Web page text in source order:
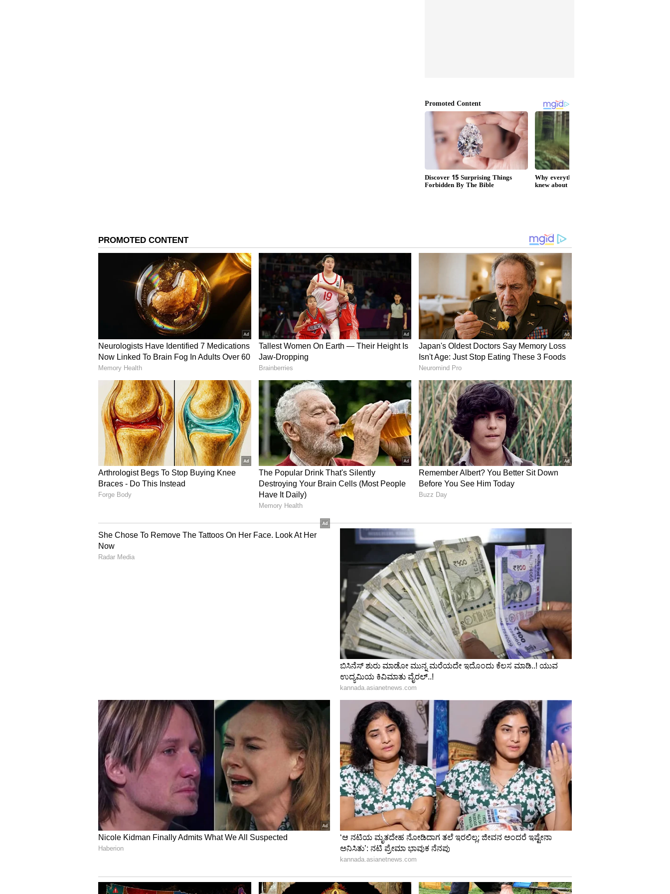
ತಿಪಟೂರು: ಕಲ್ಪತರು ನಾಡಿನ ರೈತರ ಪ್ರಮುಖ ಜೀವನಾಧಾರ ವಾಣಿಜ್ಯ ಬೆಳೆಯಾದ ಕೊಬ್ಬರಿ ಬೆಲೆÜ ತೀವ್ರ
ಕುಸಿತವಾಗಿದ್ದು ತೆಂಗು ಬೆಳೆಗಾರರು ಆತಂಕದ ಜೀವನ ನಡೆಸುತ್ತಿರುವುದರಿಂದ ಕೇಂದ್ರ ಸರ್ಕಾರ ಕೂಡಲೇ ಹಾಲಿ
ಇರುವ 11750 ರು. ಬೆಂಬಲ ಬೆಲೆಯನ್ನು 15 ರು. ಸಾವಿರಕ್ಕಾದರೂ ಏರಿಸುವ ಮೂಲಕ ತೆಂಗು ಬೆಳೆಗಾರರಿಗೆ
ಆತ್ಮಸ್ಥೈರ್ಯ ತುಂಬುವ ಕೆಲಸವನ್ನು ಕೇಂದ್ರ ಸರ್ಕಾರ ಮಾಡಬೇಕೆಂದು ಕಾಂಗ್ರೆಸ್‌ ಮುಖಂಡರಾದ ಲೋಕೇಶ್ವರ
ಒತ್ತಾಯ ಮಾಡಿದ್ದಾರೆ.
ಕಳೆದ ವರ್ಷ ಒಂದು ಕ್ವಿಂಟಲ್‌ ಕೊಬ್ಬರಿ ಬೆಲೆ 18 ರು. ಸಾವಿರದ ತನಕ ಇದ್ದು ಇತ್ತೀಚಿನ 5-6 ತಿಂಗಳುಗಳಿಂದ
ಗಣನೀಯವಾಗಿ ಇಳಿಕೆಯಾಗುವ ಮೂಲಕ ಹಾಲಿ 8500 ರು. ಗೆ ಕುಸಿದಿದ್ದು ತೆಂಗು ಬೆಳೆಗಾರರಿಗೆ ದೊಡ್ಡಮಟ್ಟದ
ನಷ್ಟಉಂಟಾಗುತ್ತಿದೆ. ಬೆಲೆ ತೀವ್ರ ಕುಸಿತವಾಗಿರುವುದರಿಂದ ದಿನನಿತ್ಯದ ಜೀವನ ನಡೆಸುವುದು ಕಷ್ಟಕರವಾಗಿದೆ.
ಕಳೆದ 4-5 ದಿನಗಳ ಹಿಂದೆ ಕೇಂದ್ರ ಸರ್ಕಾರ ರಾಗಿ ಸೇರಿದಂತೆ 10ಕ್ಕೂ ಹೆಚ್ಚು ರೈತರ ಉತ್ಪನ್ನಗಳಿಗೆ ಬೆಂಬಲ ಬೆಲೆ
ಹೆಚ್ಚಳ ಮಾಡಿದ್ದು ಸ್ವಾಗತವಾಗಿದ್ದು, ಕೊಬ್ಬರಿ ಬೆಂಬಲ ಬೆಲೆ ಮಾತ್ರ ಹೆಚ್ಚಿಸಿಲ್ಲದಿರುವುದು ತುಂಬಾ ನೋವಿನ
ಸಂಗತಿಯಾಗಿದೆ. ಕಲ್ಪತರು ನಾಡು ತಿಪಟೂರಿನ ಕೊಬ್ಬರಿಗೆ ದೇಶಾದ್ಯಂತ ಬೇಡಿಕೆ ಇದ್ದು, ಈ ಭಾಗದ ಕೊಬ್ಬರಿಯು
ರುಚಿ ಮತ್ತು ಗುಣಮಟ್ಟದಲ್ಲಿ ಅತ್ಯುತ್ತಮ ದರ್ಜೆಯಾಗಿದ್ದು ಕೊಬ್ಬರಿ ಬೆಲೆ ಪ್ರಸ್ತುತ 8500 ರು.ಕ್ಕೆ ಕುಸಿದಿರುವುದು
ತೆಂಗು ಬೆಳೆಗಾರರಲ್ಲಿ ಆಘಾತವುಂಟುಮಾಡಿದೆ. 1 ಕ್ವಿಂಟಲ್‌ ಕೊಬ್ಬರಿ ಬೆಳೆಯಲು 15 ಸಾವಿರಕ್ಕೂ ಹೆಚ್ಚು ಖರ್ಚು
ಬರುತ್ತಿದ್ದು, ಬೆಳೆಗಾರರಿಗೆ ಕನಿಷ್ಠವೆಂದರೂ 15 ಸಾವಿರವಾದರೂ ಬೆಂಬಲ ಬೆಲೆ ಸಿಕ್ಕರೆ ಮಾತ್ರ ತುಸು ವೈಜ್ಞಾನಿಕ
ಬೆಲೆ ಸಿಕ್ಕಿದಂತಾಗುತ್ತದೆ. ಆದರೆ ಸದ್ಯದ ಮಾರುಕಟ್ಟೆಹರಾಜು ಧಾರಣೆ ದಿನದಿಂದ ದಿನಕ್ಕೆ ಕಡಿಮೆಯಾಗುತ್ತಿದ್ದು,
ಮುಂದೆ ಮತ್ತಷ್ಟುದರ ಕುಸಿಯುವ ಸಾಧ್ಯತೆಯೇ ಹೆಚ್ಚು ಇರುವಂತೆ ಕಾಣುತ್ತಿದೆ. ಕಳೆದ 6 ತಿಂಗಳುಗಳಿಂದ ತೆಂಗು
ಬೆಳೆಗಾರರು ಸೇರಿದಂತೆ ಕಾಂಗ್ರೆಸ್‌ ಹಾಗೂ ವಿವಿಧ ರೈತ ಸಂಘಟನೆಗಳು ಬೆಂಬಲ ಬೆಲೆ ಹೆಚ್ಚಿಸುವಂತೆ
ಸಾಕಷ್ಟುಹೋರಾಟಗಳ ಮೂಲಕ ಮನವಿ ಪತ್ರಗಳನ್ನು ಸಲ್ಲಿಸಿದ್ದರೂ ಬೆಂಬಲ ಬೆಲೆ ಸಿಗಲೇ ಇಲ್ಲ.